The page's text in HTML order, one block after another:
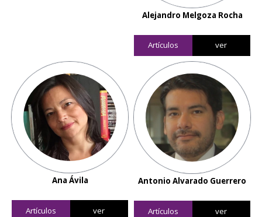
Alejandro Melgoza Rocha
Artículos ver
Ana Ávila
Artículos ver
Antonio Alvarado Guerrero
Artículos ver